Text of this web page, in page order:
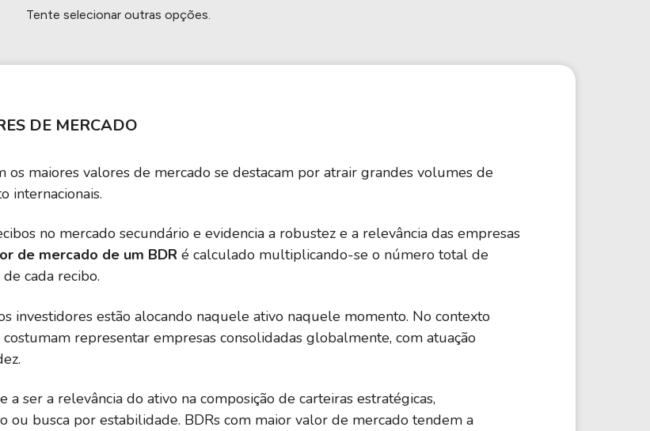
Tente selecionar outras opções.
DE MERCADO
os maiores valores de mercado se destacam por atrair grandes volumes de
internacionais.
no mercado secundário e evidencia a robustez e a relevância das empresas
de mercado de um BDR é calculado multiplicando-se o número total de
cada recibo.
investidores estão alocando naquele ativo naquele momento. No contexto
representar empresas consolidadas globalmente, com atuação
ser a relevância do ativo na composição de carteiras estratégicas,
ou busca por estabilidade. BDRs com maior valor de mercado tendem a